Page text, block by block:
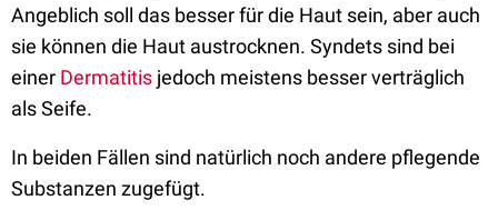
Angeblich soll das besser für die Haut sein, aber auch
sie können die Haut austrocknen. Syndets sind bei
einer Dermatitis jedoch meistens besser verträglich
als Seife.
In beiden Fällen sind natürlich noch andere pflegende
Substanzen zugefügt.